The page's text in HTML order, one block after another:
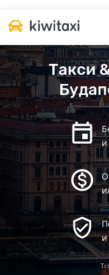
Такси
и
и